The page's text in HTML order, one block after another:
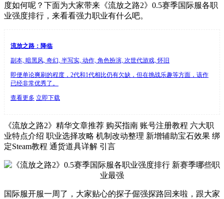
度如何呢？下面为大家带来《流放之路2》0.5赛季国际服各职
业强度排行，来看看强力职业有什么吧。
流放之路：降临
副本, 暗黑风, 奇幻, 半写实, 动作, 角色扮演, 次世代游戏, 怀旧
即便单论爽刷的程度，2代和1代相比仍有欠缺，但在挑战乐趣等方面，该作
已经非常优秀了。
查看更多 立即下载
《流放之路2》精华文章推荐 购买指南 账号注册教程 六大职
业特点介绍 职业选择攻略 机制改动整理 新增辅助宝石效果 绑
定Steam教程 通货道具详解 引言
国际服开服一周了，大家贴心的探子倔强探路回来啦，跟大家